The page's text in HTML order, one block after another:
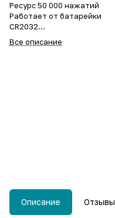
Ресурс 50 000 нажатий
Работает от батарейки
CR2032
Hue 929002398602
Все описание
Описание Отзывы